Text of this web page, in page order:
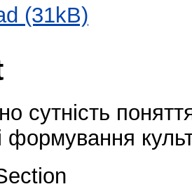
(31kB)
сутність
формування